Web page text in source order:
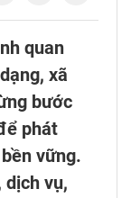
quan
xã
bước
phát
vững.
vụ,